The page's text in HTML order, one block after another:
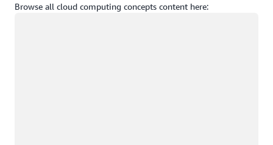
Browse all cloud computing concepts content here: